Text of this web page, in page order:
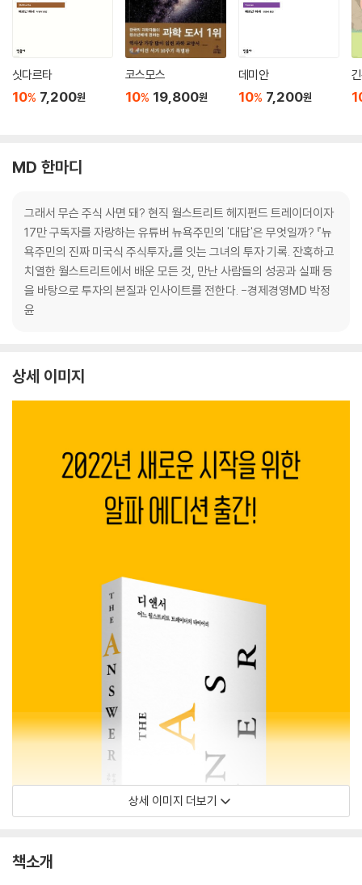
싯다르타
10% 7,200원
코스모스
10% 19,800원
데미안
10% 7,200원
MD 한마디
그래서 무슨 주식 사면 돼? 현직 월스트리트 헤지펀드 트레이더이자
17만 구독자를 자랑하는 유튜버 뉴욕주민의 '대답'은 무엇일까? 『뉴
욕주민의 진짜 미국식 주식투자』를 잇는 그녀의 투자 기록. 잔혹하고
치열한 월스트리트에서 배운 모든 것, 만난 사람들의 성공과 실패 등
을 바탕으로 투자의 본질과 인사이트를 전한다. -경제경영MD 박정
윤
상세 이미지
상세 이미지 더보기
책소개